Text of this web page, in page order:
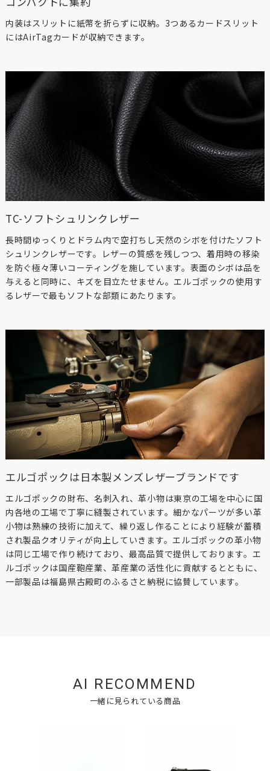
内装はスリットに紙幣を折らずに収納。3つあるカードスリット
にはAirTagカードが収納できます。
TC-ソフトシュリンクレザー
長時間ゆっくりとドラム内で空打ちし天然のシボを付けたソフト
シュリンクレザーです。レザーの質感を残しつつ、着用時の移染
を防ぐ極々薄いコーティングを施しています。表面のシボは品を
与えると同時に、キズを目立たせません。エルゴポックの使用す
るレザーで最もソフトな部類にあたります。
エルゴポックは日本製メンズレザーブランドです
エルゴポックの財布、名刺入れ、革小物は東京の工場を中心に国
内各地の工場で丁寧に縫製されています。細かなパーツが多い革
小物は熟練の技術に加えて、繰り返し作ることにより経験が蓄積
され製品クオリティが向上していきます。エルゴポックの革小物
は同じ工場で作り続けており、最高品質で提供しております。エ
ルゴポックは国産鞄産業、革産業の活性化に貢献するとともに、
一部製品は福島県古殿町のふるさと納税に協賛しています。
AI RECOMMEND
一緒に見られている商品